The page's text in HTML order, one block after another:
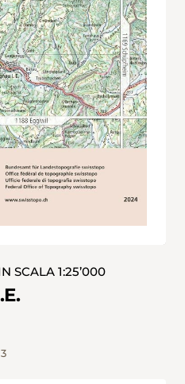
SCALA 1:25’000